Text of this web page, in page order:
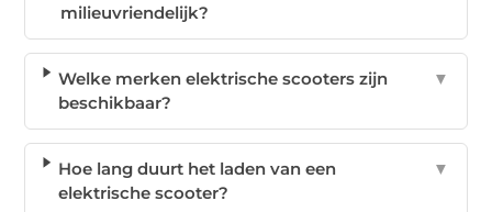
milieuvriendelijk?
Welke merken elektrische scooters zijn
beschikbaar?
▼
Hoe lang duurt het laden van een
elektrische scooter?
▼